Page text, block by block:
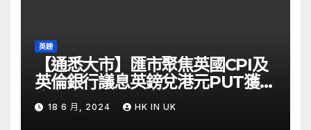
英鎊
【通悉大市】匯市聚焦英國CPI及
英倫銀行議息英鎊兌港元PUT獲資
金留意 – Now 財經
18 6 月, 2024 HK IN UK